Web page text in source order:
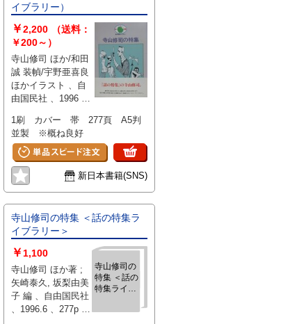
イブラリー）
￥2,200
（送料：
￥200～）
寺山修司 ほか/和田
誠 装幀/宇野亜喜良
ほかイラスト 、自
由国民社 、1996 、
1刷 カバー 帯 277頁 A5判
並製 ※概ね良好
新日本書籍(SNS)
寺山修司の特集 ＜話の特集ラ
イブラリー＞
寺山修司の
特集 ＜話の
特集ライブ
￥ 1,100
寺山修司 ほか著 ;
矢崎泰久, 坂梨由美
子 編 、自由国民社
、1996.6 、277p 、